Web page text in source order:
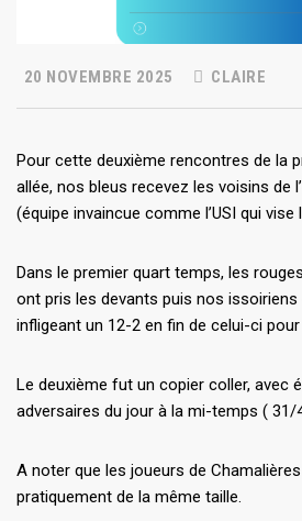
20 NOVEMBRE 2025 CLAIRE
Pour cette deuxième rencontres de la
allée, nos bleus recevez les voisins de
(équipe invaincue comme l’USI qui vise
Dans le premier quart temps, les
ont pris les devants puis nos issoiriens
infligeant un 12-2 en fin de celui-ci
Le deuxième fut un copier coller, avec
adversaires du jour à la mi-temps ( 31/
A noter que les joueurs de
pratiquement de la même taille.